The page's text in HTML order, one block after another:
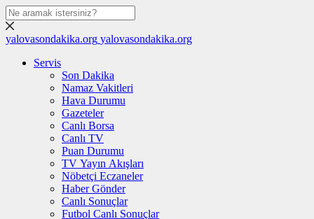
yalovasondakika.org yalovasondakika.org
Servis
Son Dakika
Namaz Vakitleri
Hava Durumu
Gazeteler
Canlı Borsa
Canlı TV
Puan Durumu
TV Yayın Akışları
Nöbetçi Eczaneler
Haber Gönder
Canlı Sonuçlar
Futbol Canlı Sonuçlar